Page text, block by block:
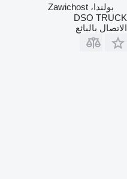
بولندا، Zawichost
DSO TRUCK
الاتصال بالبائع